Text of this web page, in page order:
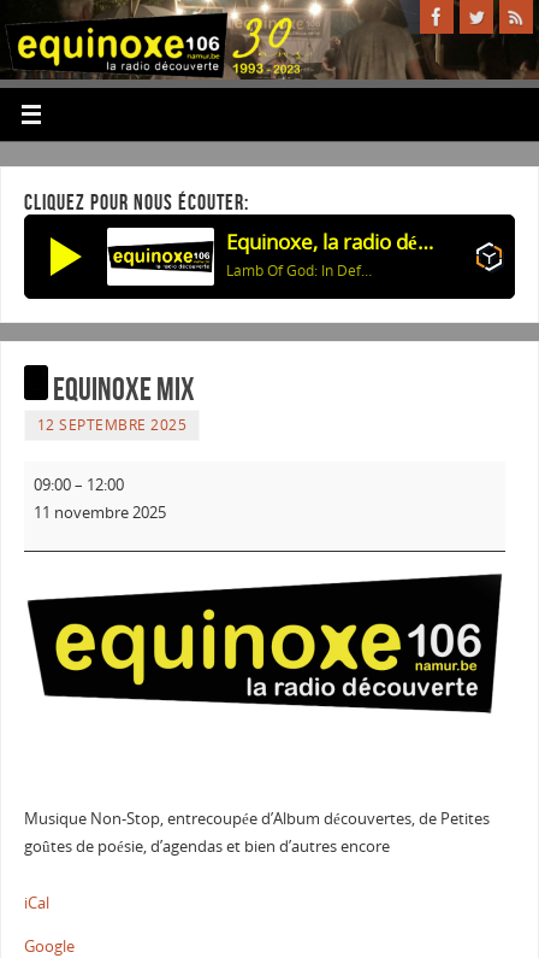
CLIQUEZ POUR NOUS ÉCOUTER:
Equinoxe, la radio découverte
Lamb Of God: In Defense Of Your Good Name
Equinoxe Mix
12 SEPTEMBRE 2025
09:00– 12:00
11 novembre 2025
Musique Non-Stop, entrecoupée d’Album découvertes, de Petites
goûtes de poésie, d’agendas et bien d’autres encore
iCal
Google